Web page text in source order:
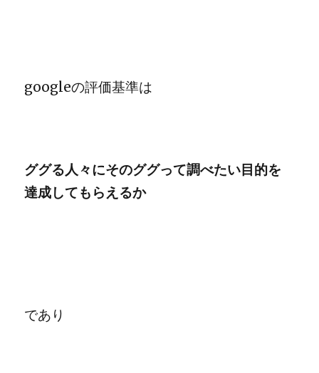
googleの評価基準は
ググる人々にそのググって調べたい目的を
達成してもらえるか
であり